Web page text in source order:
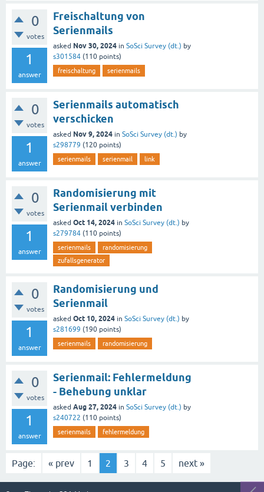
0
votes
1
answer
Freischaltung von
Serienmails
asked Nov 30, 2024 in SoSci Survey (dt.) by
s301584 (110 points)
freischaltung serienmails
0
votes
1
answer
Serienmails automatisch
verschicken
asked Nov 9, 2024 in SoSci Survey (dt.) by
s298779 (120 points)
serienmails serienmail link
0
votes
1
answer
Randomisierung mit
Serienmail verbinden
asked Oct 14, 2024 in SoSci Survey (dt.) by
s279784 (110 points)
serienmails
randomisierung
zufallsgenerator
0
votes
1
answer
Randomisierung und
Serienmail
asked Oct 10, 2024 in SoSci Survey (dt.) by
s281699 (190 points)
serienmails randomisierung
0
votes
1
answer
Serienmail: Fehlermeldung
- Behebung unklar
asked Aug 27, 2024 in SoSci Survey (dt.) by
s240722 (110 points)
serienmails fehlermeldung
Page: « prev 1 2 3 4 5 next »